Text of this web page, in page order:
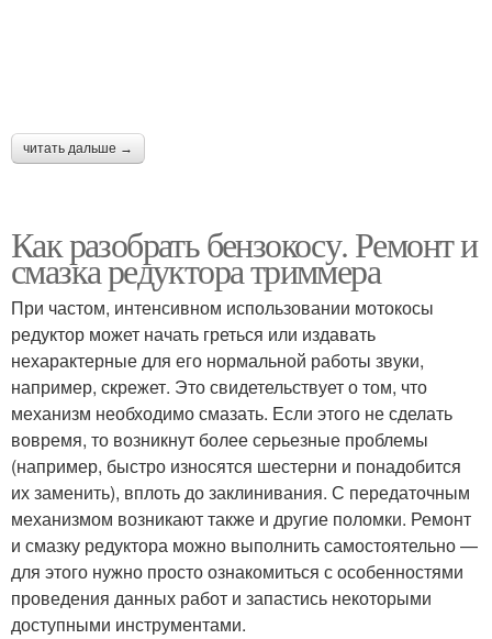
читать дальше →
Как разобрать бензокосу. Ремонт и
смазка редуктора триммера
При частом, интенсивном использовании мотокосы
редуктор может начать греться или издавать
нехарактерные для его нормальной работы звуки,
например, скрежет. Это свидетельствует о том, что
механизм необходимо смазать. Если этого не сделать
вовремя, то возникнут более серьезные проблемы
(например, быстро износятся шестерни и понадобится
их заменить), вплоть до заклинивания. С передаточным
механизмом возникают также и другие поломки. Ремонт
и смазку редуктора можно выполнить самостоятельно —
для этого нужно просто ознакомиться с особенностями
проведения данных работ и запастись некоторыми
доступными инструментами.